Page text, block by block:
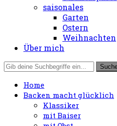
saisonales
Garten
Ostern
Weihnachten
Über mich
Home
Backen macht glücklich
Klassiker
mit Baiser